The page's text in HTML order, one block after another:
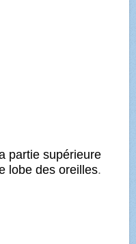
partie supérieure
lobe des oreilles.